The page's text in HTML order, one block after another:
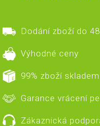
Dodání zboží do
Výhodné ceny
99% zboží skladem
Garance vrácení
Zákaznická